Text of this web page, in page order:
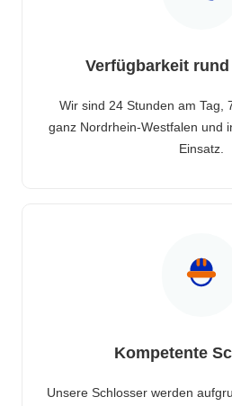
Verfügbarkeit
Wir sind 24 Stunden am Tag,
ganz Nordrhein-Westfalen und
Einsatz.
Kompetente
Unsere Schlosser werden